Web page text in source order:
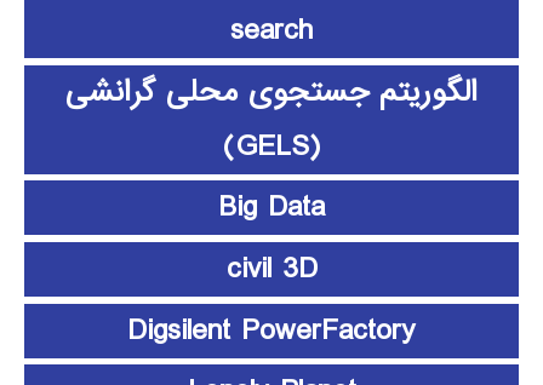
search
الگوریتم جستجوی محلی گرانشی
(GELS)
Big Data
civil 3D
Digsilent PowerFactory